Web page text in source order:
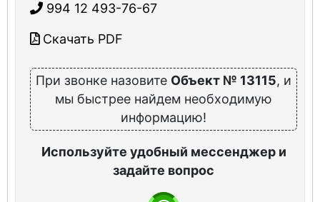
994 12 493-76-67
Скачать PDF
При звонке назовите Объект № 13115, и
мы быстрее найдем необходимую
информацию!
Используйте удобный мессенджер и
задайте вопрос